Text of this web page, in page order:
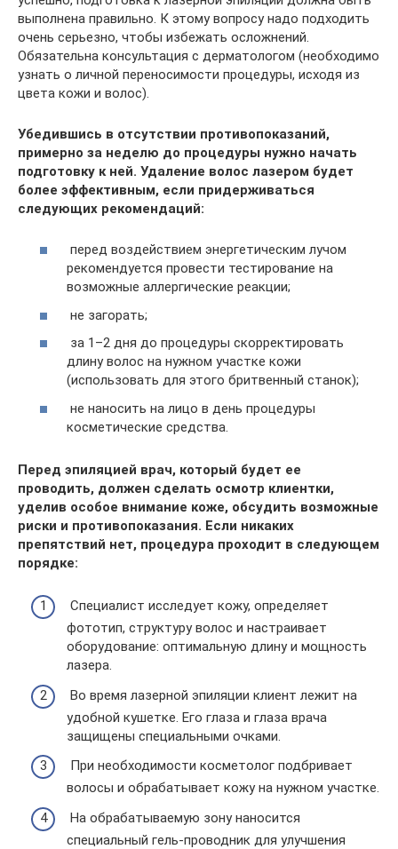
выполнена правильно. К этому вопросу надо подходить
очень серьезно, чтобы избежать осложнений.
Обязательна консультация с дерматологом (необходимо
узнать о личной переносимости процедуры, исходя из
цвета кожи и волос).
Убедившись в отсутствии противопоказаний,
примерно за неделю до процедуры нужно начать
подготовку к ней. Удаление волос лазером будет
более эффективным, если придерживаться
следующих рекомендаций:
перед воздействием энергетическим лучом
рекомендуется провести тестирование на
возможные аллергические реакции;
не загорать;
за 1–2 дня до процедуры скорректировать
длину волос на нужном участке кожи
(использовать для этого бритвенный станок);
не наносить на лицо в день процедуры
косметические средства.
Перед эпиляцией врач, который будет ее
проводить, должен сделать осмотр клиентки,
уделив особое внимание коже, обсудить возможные
риски и противопоказания. Если никаких
препятствий нет, процедура проходит в следующем
порядке:
Специалист исследует кожу, определяет
фототип, структуру волос и настраивает
оборудование: оптимальную длину и мощность
лазера.
Во время лазерной эпиляции клиент лежит на
удобной кушетке. Его глаза и глаза врача
защищены специальными очками.
При необходимости косметолог подбривает
волосы и обрабатывает кожу на нужном участке.
На обрабатываемую зону наносится
специальный гель-проводник для улучшения